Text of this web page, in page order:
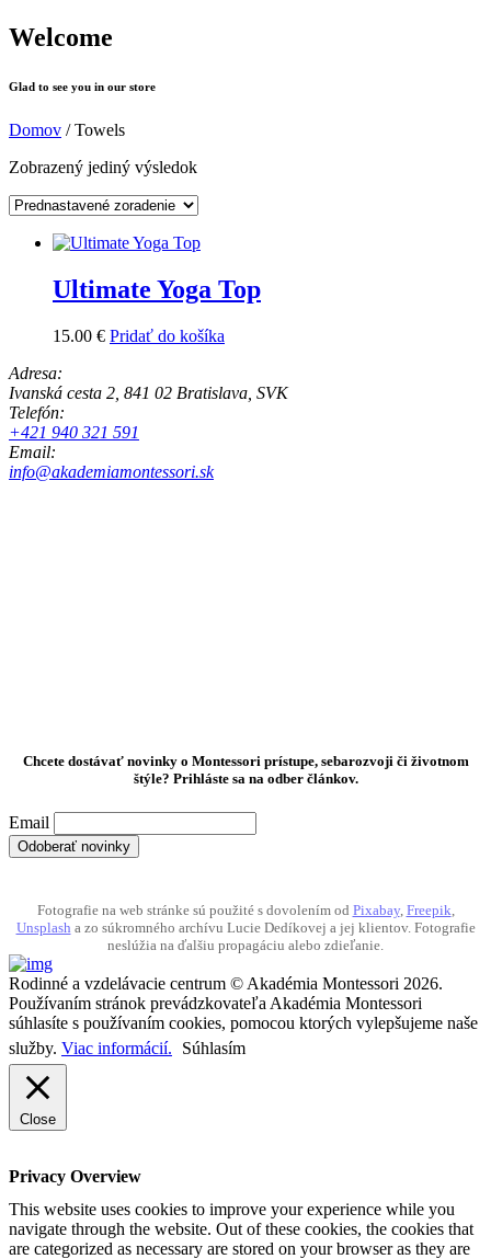
Welcome
Glad to see you in our store
Domov / Towels
Zobrazený jediný výsledok
Ultimate Yoga Top
15.00 € Pridať do košíka
Adresa:
Ivanská cesta 2, 841 02 Bratislava, SVK
Telefón:
+421 940 321 591
Email:
info@akademiamontessori.sk
Chcete dostávať novinky o Montessori prístupe, sebarozvoji či životnom
štýle? Prihláste sa na odber článkov.
Email
Fotografie na web stránke sú použité s dovolením od Pixabay, Freepik
Unsplash a zo súkromného archívu Lucie Dedíkovej a jej klientov. Fotografie
neslúžia na ďalšiu propagáciu alebo zdieľanie.
Rodinné a vzdelávacie centrum © Akadémia Montessori 2026.
Používaním stránok prevádzkovateľa Akadémia Montessori
súhlasíte s používaním cookies, pomocou ktorých vylepšujeme naše
služby. Viac informácií. Súhlasím
Close
Privacy Overview
This website uses cookies to improve your experience while you
navigate through the website. Out of these cookies, the cookies that
are categorized as necessary are stored on your browser as they are